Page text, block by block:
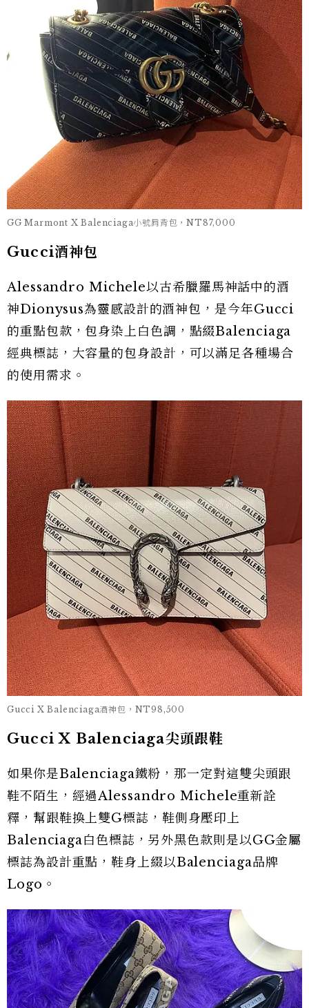
GG Marmont X Balenciaga小號肩背包，NT87,000
Gucci酒神包
Alessandro Michele以古希臘羅馬神話中的酒
神Dionysus為靈感設計的酒神包，是今年Gucci
的重點包款，包身染上白色調，點綴Balenciaga
經典標誌，大容量的包身設計，可以滿足各種場合
的使用需求。
Gucci X Balenciaga酒神包，NT98,500
Gucci X Balenciaga尖頭跟鞋
如果你是Balenciaga鐵粉，那一定對這雙尖頭跟
鞋不陌生，經過Alessandro Michele重新詮
釋，幫跟鞋換上雙G標誌，鞋側身壓印上
Balenciaga白色標誌，另外黑色款則是以GG金屬
標誌為設計重點，鞋身上綴以Balenciaga品牌
Logo。